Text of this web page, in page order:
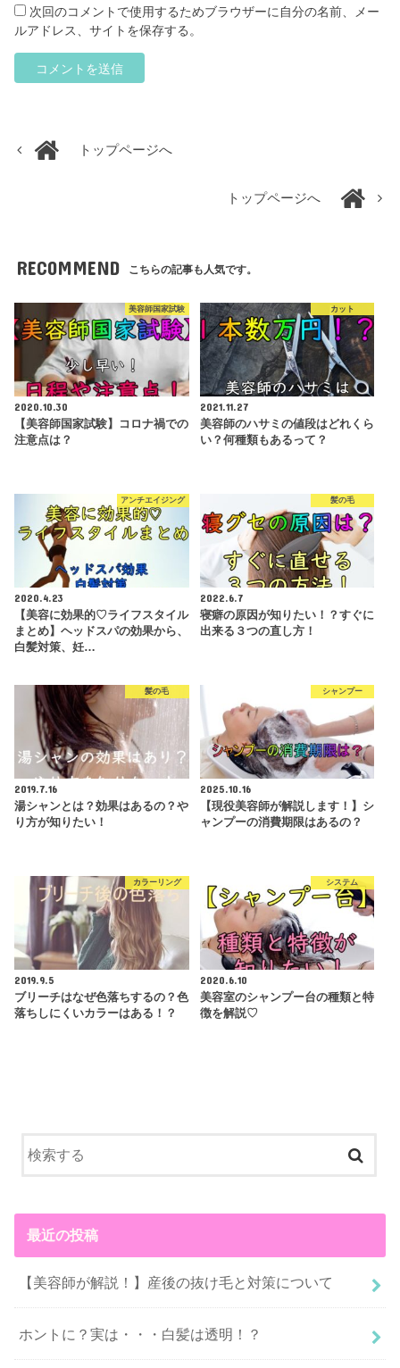
次回のコメントで使用するためブラウザーに自分の名前、メー
ルアドレス、サイトを保存する。
トップページへ
トップページへ
RECOMMEND こちらの記事も人気です。
美容師国家試験
2020.10.30
【美容師国家試験】コロナ禍での
注意点は？
カット
2021.11.27
美容師のハサミの値段はどれくら
い？何種類もあるって？
アンチエイジング
2020.4.23
【美容に効果的♡ライフスタイル
まとめ】ヘッドスパの効果から、
白髪対策、妊…
髪の毛
2022.6.7
寝癖の原因が知りたい！？すぐに
出来る３つの直し方！
髪の毛
2019.7.16
湯シャンとは？効果はあるの？や
り方が知りたい！
シャンプー
2025.10.16
【現役美容師が解説します！】シ
ャンプーの消費期限はあるの？
カラーリング
2019.9.5
ブリーチはなぜ色落ちするの？色
落ちしにくいカラーはある！？
システム
2020.6.10
美容室のシャンプー台の種類と特
徴を解説♡
最近の投稿
【美容師が解説！】産後の抜け毛と対策について
ホントに？実は・・・白髪は透明！？